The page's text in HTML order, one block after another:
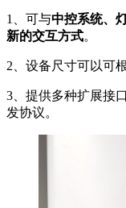
1、可与中控系统、
新的交互方式。
2、设备尺寸可以可
3、提供多种扩展接口
发协议。